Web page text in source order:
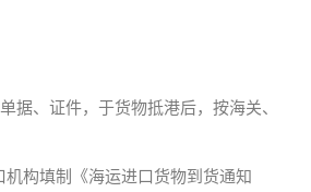
据、证件，于货物抵港后，按海关、
构填制《海运进口货物到货通知